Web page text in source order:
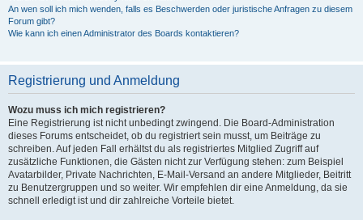
An wen soll ich mich wenden, falls es Beschwerden oder juristische Anfragen zu diesem
Forum gibt?
Wie kann ich einen Administrator des Boards kontaktieren?
Registrierung und Anmeldung
Wozu muss ich mich registrieren?
Eine Registrierung ist nicht unbedingt zwingend. Die Board-Administration
dieses Forums entscheidet, ob du registriert sein musst, um Beiträge zu
schreiben. Auf jeden Fall erhältst du als registriertes Mitglied Zugriff auf
zusätzliche Funktionen, die Gästen nicht zur Verfügung stehen: zum Beispiel
Avatarbilder, Private Nachrichten, E-Mail-Versand an andere Mitglieder, Beitritt
zu Benutzergruppen und so weiter. Wir empfehlen dir eine Anmeldung, da sie
schnell erledigt ist und dir zahlreiche Vorteile bietet.